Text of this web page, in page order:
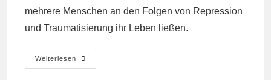
mehrere Menschen an den Folgen von Repression
und Traumatisierung ihr Leben ließen.
Weiterlesen
Rede
An